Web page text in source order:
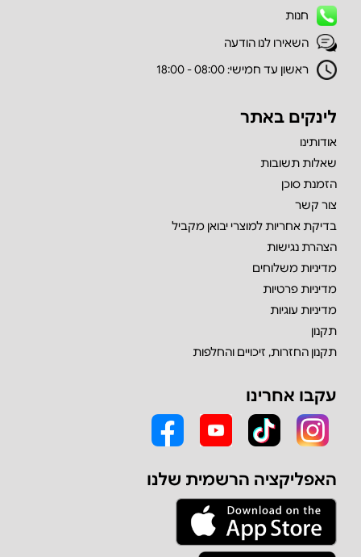
חנות
השאירו לנו הודעה
ראשון עד חמישי: 08:00 - 18:00
לינקים באתר
אודותינו
שאלות תשובות
הזמנת סוכן
צור קשר
בדיקת אחריות למוצרי יבואן מקביל
הצהרת נגישות
מדיניות משלוחים
מדיניות פרטיות
מדיניות עוגיות
תקנון
תקנון החזרות, זיכויים והחלפות
עקבו אחרינו
האפליקציה הרשמית שלנו